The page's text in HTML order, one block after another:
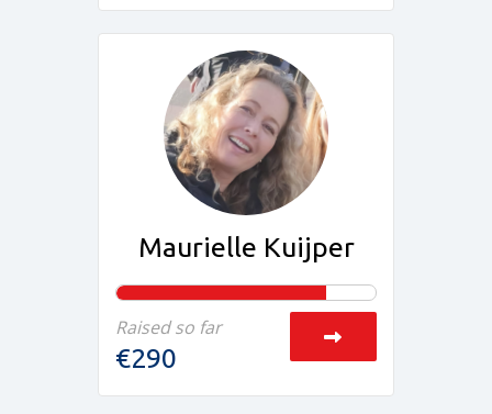
Maurielle Kuijper
Raised so far
€290